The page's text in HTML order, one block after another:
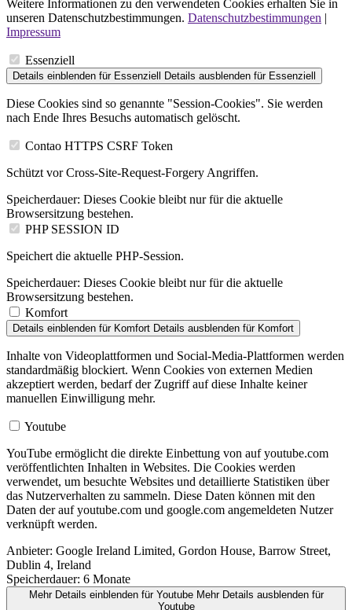
Weitere Informationen zu den verwendeten Cookies erhalten Sie in
unseren Datenschutzbestimmungen. Datenschutzbestimmungen |
Impressum
Essenziell
Details einblenden für Essenziell Details ausblenden für Essenziell
Diese Cookies sind so genannte "Session-Cookies". Sie werden
nach Ende Ihres Besuchs automatisch gelöscht.
Contao HTTPS CSRF Token
Schützt vor Cross-Site-Request-Forgery Angriffen.
Speicherdauer: Dieses Cookie bleibt nur für die aktuelle
Browsersitzung bestehen.
PHP SESSION ID
Speichert die aktuelle PHP-Session.
Speicherdauer: Dieses Cookie bleibt nur für die aktuelle
Browsersitzung bestehen.
Komfort
Details einblenden für Komfort Details ausblenden für Komfort
Inhalte von Videoplattformen und Social-Media-Plattformen werden
standardmäßig blockiert. Wenn Cookies von externen Medien
akzeptiert werden, bedarf der Zugriff auf diese Inhalte keiner
manuellen Einwilligung mehr.
Youtube
YouTube ermöglicht die direkte Einbettung von auf youtube.com
veröffentlichten Inhalten in Websites. Die Cookies werden
verwendet, um besuchte Websites und detaillierte Statistiken über
das Nutzerverhalten zu sammeln. Diese Daten können mit den
Daten der auf youtube.com und google.com angemeldeten Nutzer
verknüpft werden.
Anbieter: Google Ireland Limited, Gordon House, Barrow Street,
Dublin 4, Ireland
Speicherdauer: 6 Monate
Mehr Details einblendenfür Youtube Mehr Details ausblendenfür
Youtube